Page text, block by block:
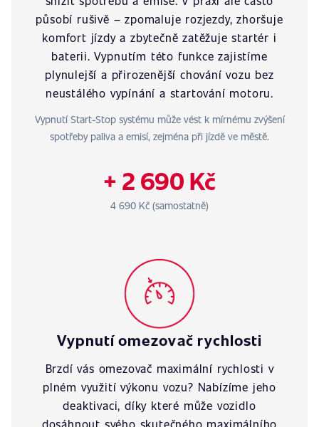
působí rušivě – zpomaluje rozjezdy, zhoršuje
komfort jízdy a zbytečně zatěžuje startér i
baterii. Vypnutím této funkce zajistíme
plynulejší a přirozenější chování vozu bez
neustálého vypínání a startování motoru.
Vypnutí Start-Stop systému může vést k mírnému zvýšení
spotřeby paliva a emisí, zejména při jízdě ve městě.
+ 2 690 Kč
4 690 Kč (samostatně)
Vypnutí omezovač rychlosti
Brzdí vás omezovač maximální rychlosti v
plném využití výkonu vozu? Nabízíme jeho
deaktivaci, díky které může vozidlo
dosáhnout svého skutečného maximálního